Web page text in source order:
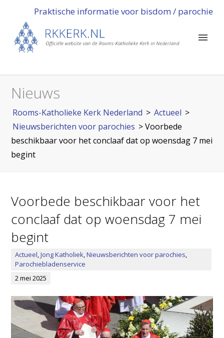
Praktische informatie voor bisdom / parochie
Nieuws
Rooms-Katholieke Kerk Nederland > Actueel >
Nieuwsberichten voor parochies >Voorbede
beschikbaar voor het conclaaf dat op woensdag 7 mei
begint
Voorbede beschikbaar voor het
conclaaf dat op woensdag 7 mei
begint
Actueel,Jong Katholiek,Nieuwsberichten voor parochies,
Parochiebladenservice
2 mei 2025